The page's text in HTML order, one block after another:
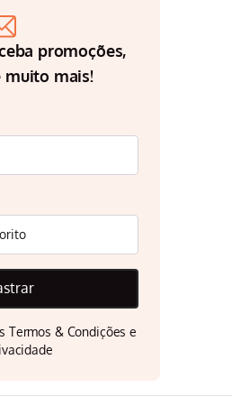
promoções,
muito mais!
Termos & Condições e